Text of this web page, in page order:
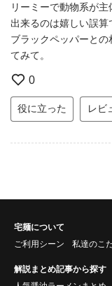
リーミーで動物系が
出来るのは嬉しい誤算
ブラックペッパーと
てみて。
0
役に立った レビ
宅麺について
ご利用シーン
私達のこ
解説まとめ記事から探す